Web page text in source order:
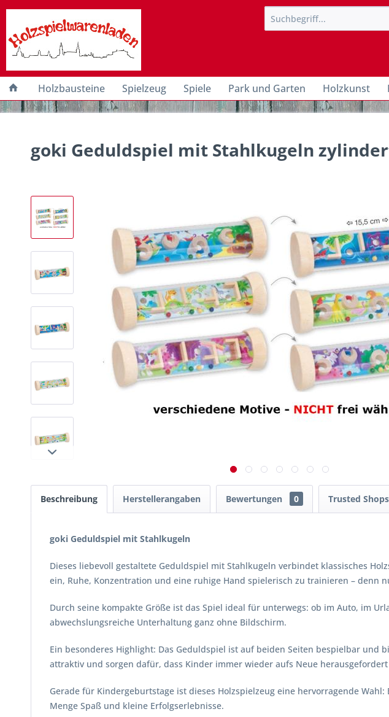
Holzbausteine Spielzeug Spiele Park und Garten Holzkunst
goki Geduldspiel mit Stahlkugeln
Beschreibung Herstellerangaben Bewertungen 0 Trusted
goki Geduldspiel mit Stahlkugeln
Dieses liebevoll gestaltete Geduldspiel mit Stahlkugeln verbindet klassisches
ein, Ruhe, Konzentration und eine ruhige Hand spielerisch zu trainieren –
Durch seine kompakte Größe ist das Spiel ideal für unterwegs: ob im Auto, im
abwechslungsreiche Unterhaltung ganz ohne Bildschirm.
Ein besonderes Highlight: Das Geduldspiel ist auf beiden Seiten bespielbar
attraktiv und sorgen dafür, dass Kinder immer wieder aufs Neue
Gerade für Kindergeburtstage ist dieses Holzspielzeug eine hervorragende
Menge Spaß und kleine Erfolgserlebnisse.